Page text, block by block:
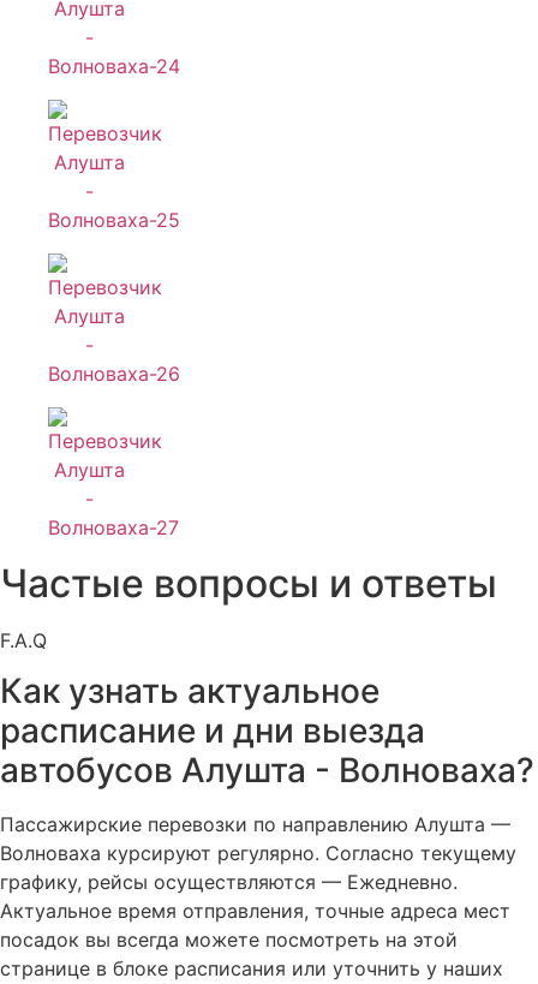
Частые вопросы и ответы
F.A.Q
Как узнать актуальное
расписание и дни выезда
автобусов Алушта - Волноваха?
Пассажирские перевозки по направлению Алушта —
Волноваха курсируют регулярно. Согласно текущему
графику, рейсы осуществляются — Ежедневно.
Актуальное время отправления, точные адреса мест
посадок вы всегда можете посмотреть на этой
странице в блоке расписания или уточнить у наших